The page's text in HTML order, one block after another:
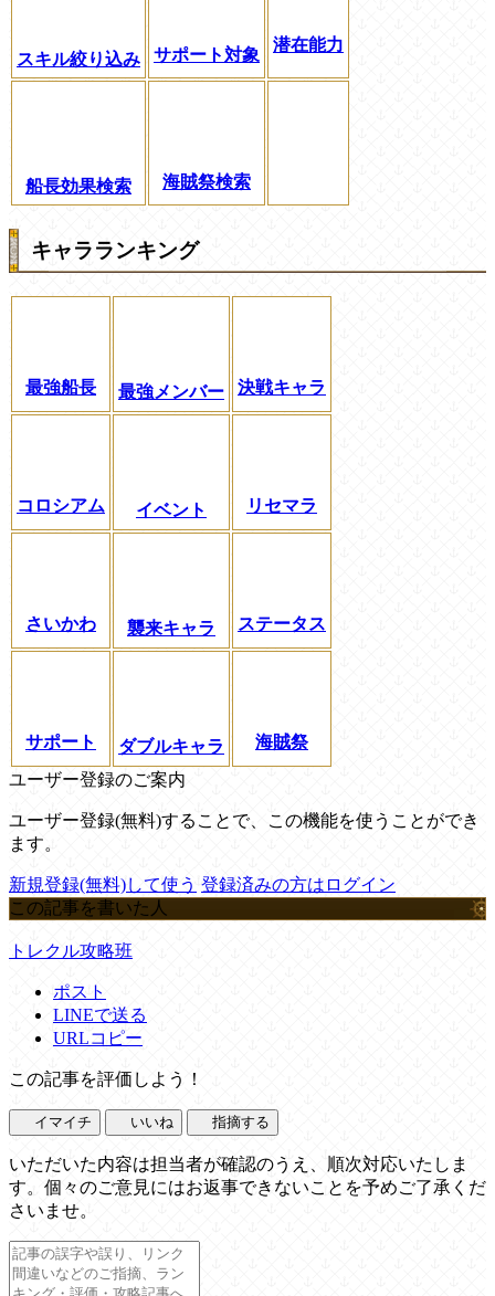
スキル絞り込み サポート対象
潜在能力
船長効果検索 海賊祭検索
キャラランキング
最強船長 最強メンバー 決戦キャラ
コロシアム イベント リセマラ
さいかわ 襲来キャラ ステータス
サポート ダブルキャラ
海賊祭
ユーザー登録のご案内
ユーザー登録(無料)することで、この機能を使うことができ
ます。
新規登録(無料)して使う 登録済みの方はログイン
この記事を書いた人
トレクル攻略班
ポスト
LINEで送る
URLコピー
この記事を評価しよう！
イマイチ いいね 指摘する
いただいた内容は担当者が確認のうえ、順次対応いたしま
す。個々のご意見にはお返事できないことを予めご了承くだ
さいませ。